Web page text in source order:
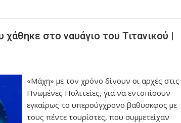
στο ναυάγιο του Τιτανικού |
«Μάχη» με τον χρόνο δίνουν οι αρχές στις
Ηνωμένες Πολιτείες, για να εντοπίσουν
εγκαίρως το υπερσύγχρονο βαθυσκφος με
τους πέντε τουρίστες, που συμμετείχαν